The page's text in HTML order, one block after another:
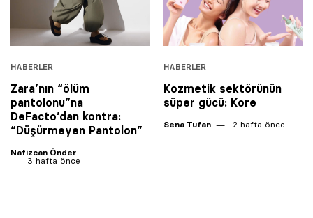
HABERLER
Zara’nın “ölüm
pantolonu”na
DeFacto’dan kontra:
“Düşürmeyen Pantolon”
Nafizcan Önder
3 hafta önce
HABERLER
Kozmetik sektörünün
süper gücü: Kore
Sena Tufan 2 hafta önce